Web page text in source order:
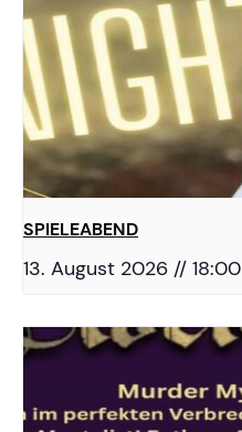
SPIELEABEND
13. August 2026 // 18:00